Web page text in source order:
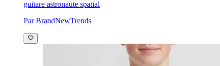
guitare astronaute spatial
Par BrandNewTrends